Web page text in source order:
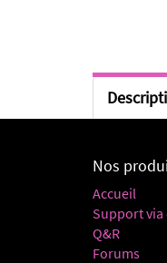
Nos
Accueil
Support
Q&R
Forums